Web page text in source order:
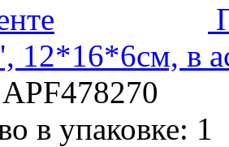
12*16*6см, в
APF478270
в упаковке: 1